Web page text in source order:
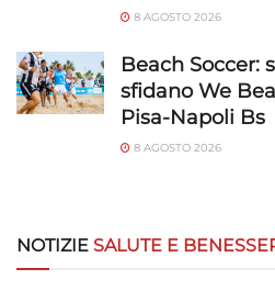
8 AGOSTO 2026
Beach Soccer:
sfidano We
Pisa-Napoli Bs
8 AGOSTO 2026
NOTIZIE SALUTE E